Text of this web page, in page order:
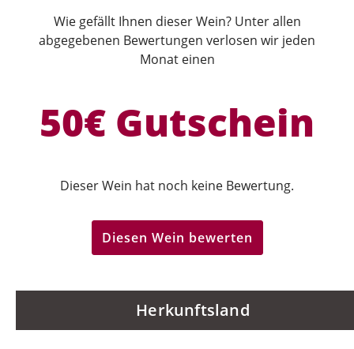
Wie gefällt Ihnen dieser Wein? Unter allen
abgegebenen Bewertungen verlosen wir jeden
Monat einen
50€ Gutschein
Dieser Wein hat noch keine Bewertung.
Diesen Wein bewerten
Herkunftsland